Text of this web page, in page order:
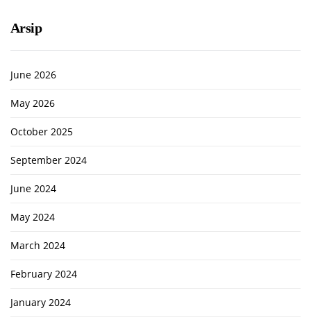
Arsip
June 2026
May 2026
October 2025
September 2024
June 2024
May 2024
March 2024
February 2024
January 2024